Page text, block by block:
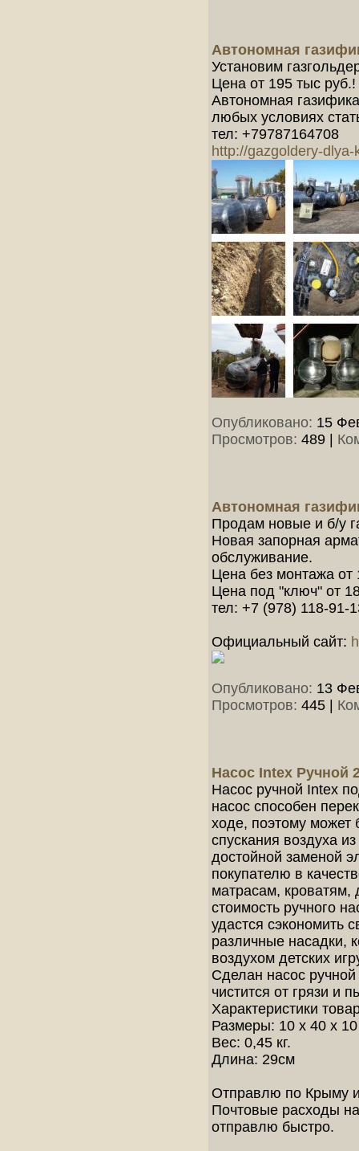
Автономная
Установим
Цена от 195 тыс руб.!
Автономная
любых условиях
тел: +79787164708
http://gazgoldery-dlya-
Опубликовано: 15
Просмотров: 489
Автономная
Продам новые и б/у
Новая запорная
обслуживание.
Цена без монтажа от
Цена под "ключ" от
тел: +7 (978) 118-91-
Официальный сайт:
Опубликовано: 13
Просмотров: 445
Насос Intex Ручной
Насос ручной Intex
насос способен
ходе, поэтому может
спускания воздуха
достойной заменой
покупателю в
матрасам, кроватям,
стоимость ручного
удастся сэкономить
различные насадки,
воздухом детских
Сделан насос ручной
чистится от грязи и
Характеристики
Размеры: 10 x 40 x 10
Вес: 0,45 кг.
Длина: 29см
Отправлю по Крыму
Почтовые расходы
отправлю быстро.